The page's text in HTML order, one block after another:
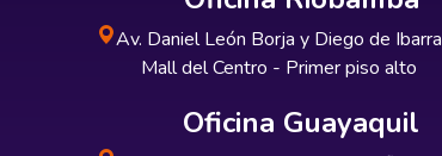
Av. Daniel León Borja y Diego de Ibarra
Mall del Centro - Primer piso alto
Oficina Guayaquil